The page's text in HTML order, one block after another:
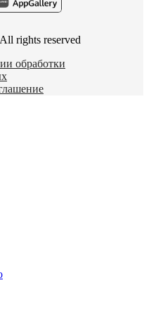
rights reserved
обработки